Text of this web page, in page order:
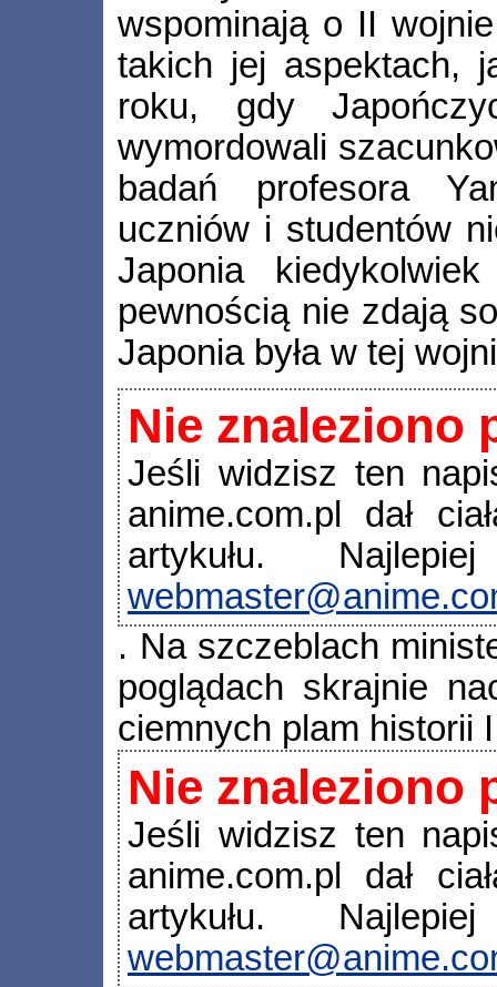
wspominają o II
takich jej aspektach,
roku, gdy
wymordowali
badań profesora
uczniów i studentów
Japonia
pewnością nie zdają
Japonia była w tej
Nie znaleziono
Jeśli widzisz ten
anime.com.pl dał
artykułu.
. Na szczeblach
poglądach skrajnie
ciemnych plam historii
Nie znaleziono
Jeśli widzisz ten
anime.com.pl dał
artykułu.